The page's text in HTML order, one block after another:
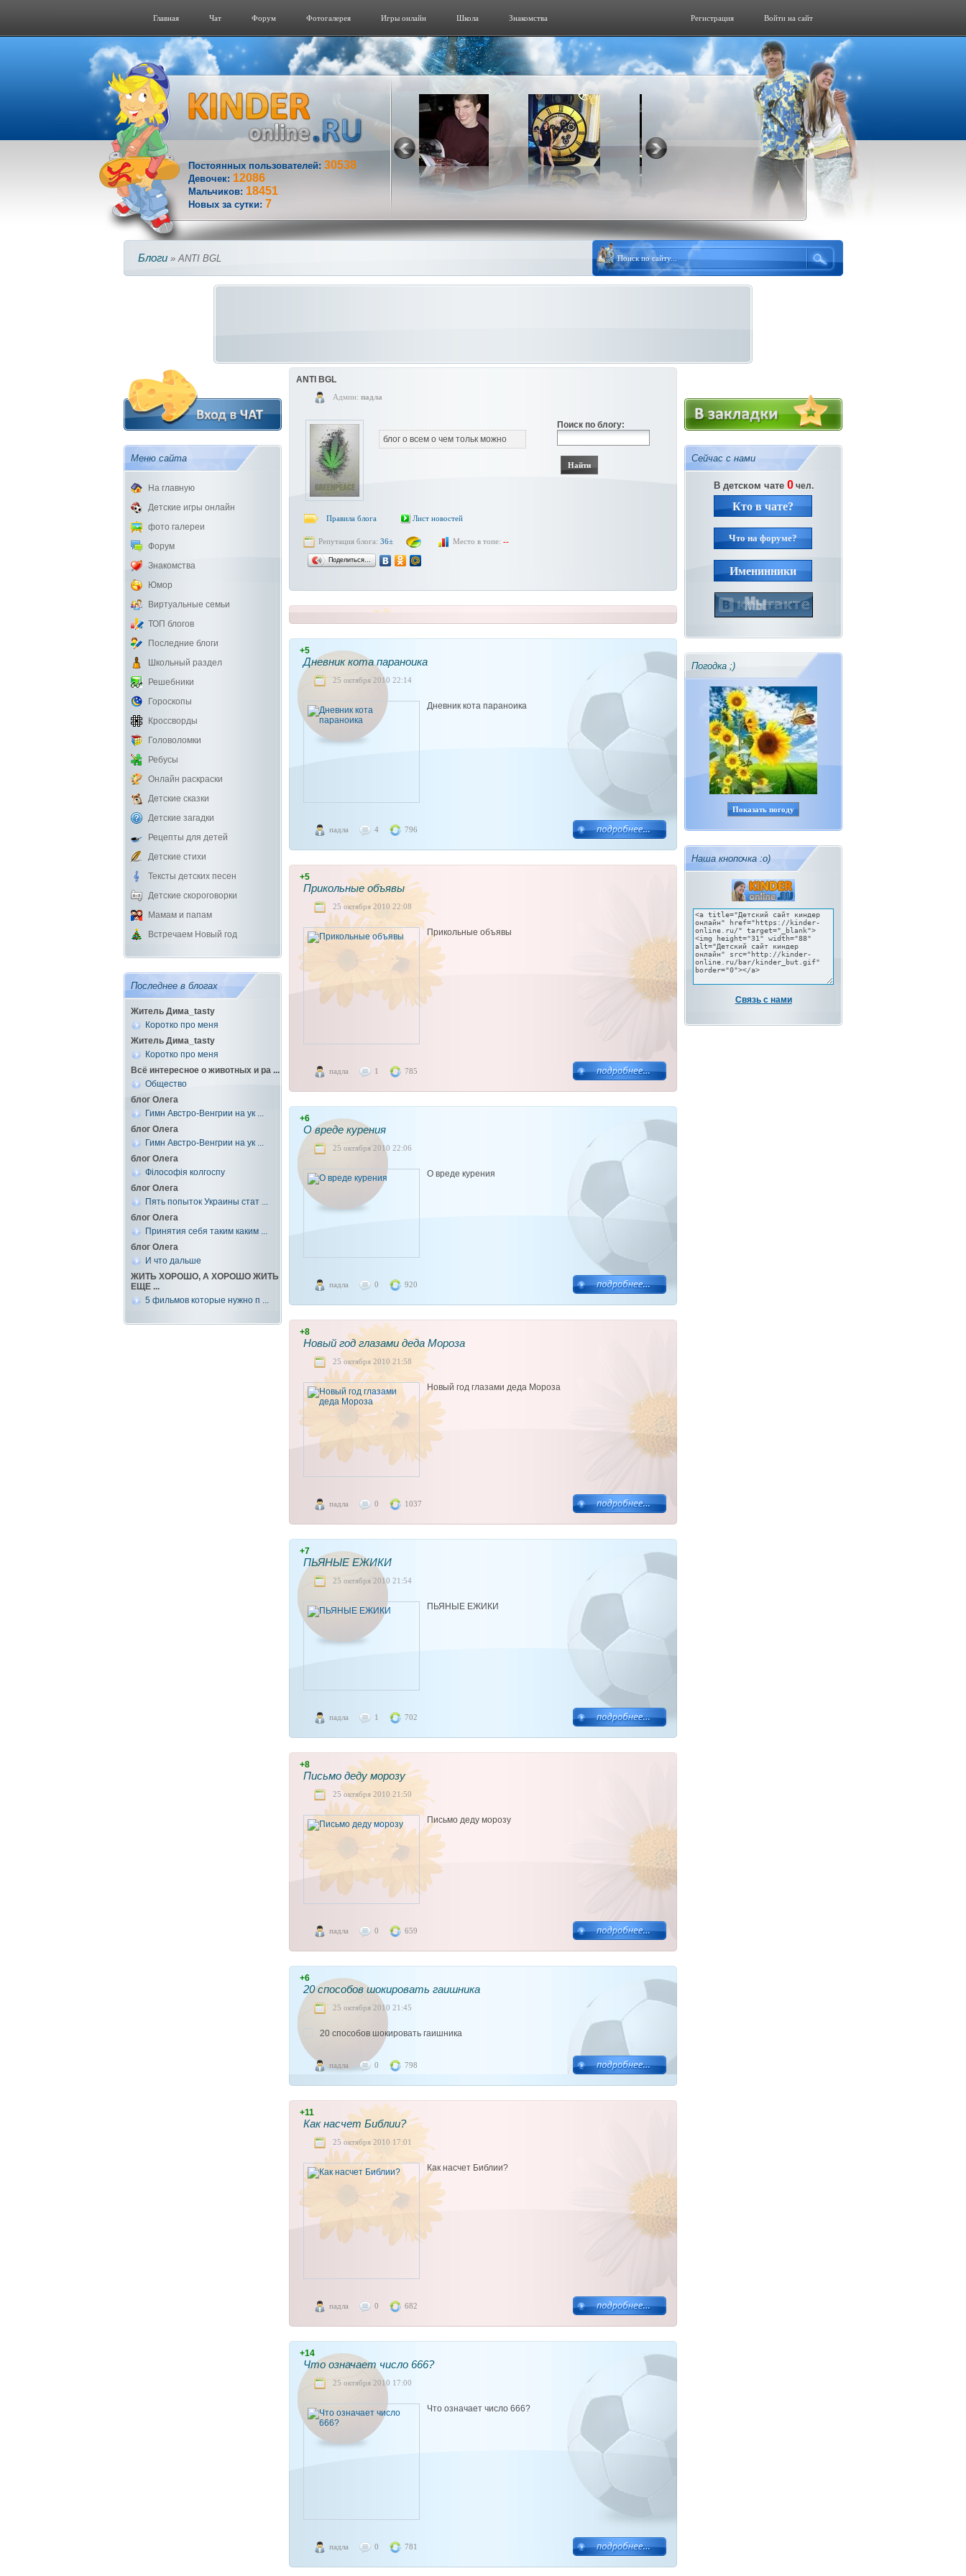
Главная Чат Форум Фотогалерeя Игры онлайн Школа Знакомства Войти на сайт
Регистрация
Постоянных пользователей: 30538
Девочек: 12086
Мальчиков: 18451
Новых за сутки: 7
Блоги » ANTI BGL
Меню сайта
На главную
Детские игры онлайн
фото галереи
Форум
Знакомства
Юмор
Виртуальные семьи
ТОП блогов
Последние блоги
Школьный раздел
Решебники
Гороскопы
Кроссворды
Головоломки
Ребусы
Онлайн раскраски
Детские сказки
Детские загадки
Рецепты для детей
Детские стихи
Тексты детских песен
Детские скороговорки
Мамам и папам
Встречаем Новый год
Последнее в блогах
Житель Дима_tasty
Коротко про меня
Житель Дима_tasty
Коротко про меня
Всё интересное о животных и ра ...
Общество
блог Олега
Гимн Австро-Венгрии на ук ...
блог Олега
Гимн Австро-Венгрии на ук ...
блог Олега
Філософія колгоспу
блог Олега
Пять попыток Украины стат ...
блог Олега
Принятия себя таким каким ...
блог Олега
И что дальше
ЖИТЬ ХОРОШО, А ХОРОШО ЖИТЬ
ЕЩЕ ...
5 фильмов которые нужно п ...
ANTI BGL
Админ: падла
блог о всем о чем тольк можно
Поиск по блогу:
Правила блога Лист новостей
Репутация блога: 36± Место в топе: --
Поделиться…
+5
Дневник кота параноика
25 октября 2010 22:14
Дневник кота параноика
падла 4 796
+5
Прикольные объявы
25 октября 2010 22:08
Прикольные объявы
падла 1 785
+6
О вреде курения
25 октября 2010 22:06
О вреде курения
падла 0 920
+8
Новый год глазами деда Мороза
25 октября 2010 21:58
Новый год глазами деда Мороза
падла 0 1037
+7
ПЬЯНЫЕ ЕЖИКИ
25 октября 2010 21:54
ПЬЯНЫЕ ЕЖИКИ
падла 1 702
+8
Письмо деду морозу
25 октября 2010 21:50
Письмо деду морозу
падла 0 659
+6
20 способов шокировать гаишника
25 октября 2010 21:45
20 способов шокировать гаишника
падла 0 798
+11
Как насчет Библии?
25 октября 2010 17:01
Как насчет Библии?
падла 0 682
+14
Что означает число 666?
25 октября 2010 17:00
Что означает число 666?
падла 0 781
Сейчас с нами
В детском чате 0чел.
Кто в чате?
Что на форуме?
Именинники
Погодка ;)
Показать погоду
Наша кнопочка :о)
Связь с нами